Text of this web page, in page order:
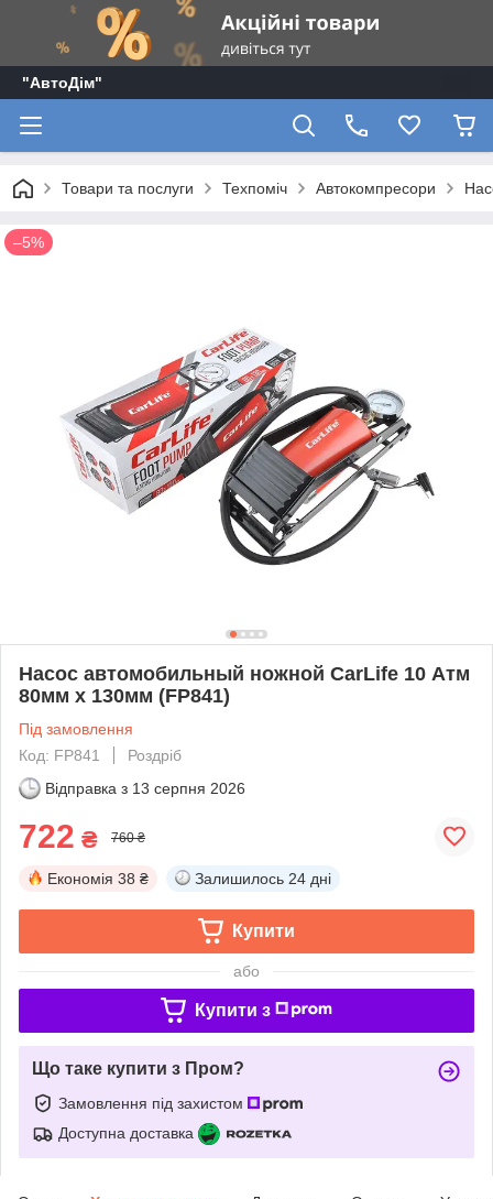
"АвтоДім"
Товари та послуги Техпоміч Автокомпресори
–5%
Насос автомобильный ножной CarLife 10 Атм
80мм x 130мм (FP841)
Під замовлення
Код: FP841
Роздріб
Відправка з 13 серпня 2026
722 ₴ 760 ₴
Економія 38 ₴ Залишилось 24 дні
Купити
або
Купити з
Що таке купити з Пром?
Замовлення під захистом
Доступна доставка